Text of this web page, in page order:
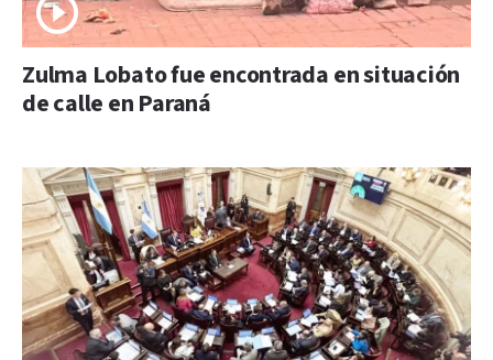
Zulma Lobato fue encontrada en situación
de calle en Paraná